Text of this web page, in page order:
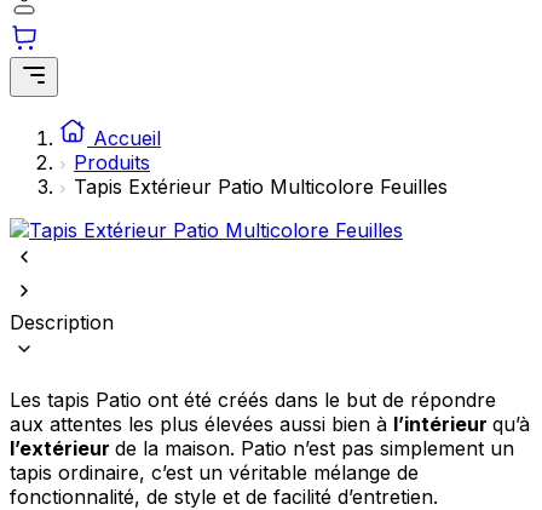
Accueil
Produits
Tapis Extérieur Patio Multicolore Feuilles
Description
Les tapis Patio ont été créés dans le but de répondre
aux attentes les plus élevées aussi bien à l’intérieur qu’à
l’extérieur de la maison. Patio n’est pas simplement un
tapis ordinaire, c’est un véritable mélange de
fonctionnalité, de style et de facilité d’entretien.
comme votre langue préférée ou la région dans laquelle vous vous
trouvez.
Statistiques
Les cookies statistiques aident les propriétaires de sites web à
comprendre comment les visiteurs interagissent avec les sites en
collectant et en rapportant des informations de manière anonyme.
Marketing
engageantes pour l'utilisateur individuel et, par conséquent, plus
précieuses pour les éditeurs et les annonceurs tiers.
Non classés
Les cookies non classés sont des cookies qui sont en processus de
classification, en collaboration avec les fournisseurs de cookies
individuels.